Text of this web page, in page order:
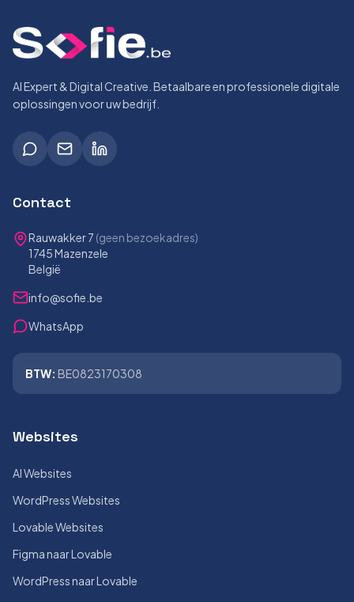
AI Expert & Digital Creative. Betaalbare en professionele digitale
oplossingen voor uw bedrijf.
Contact
Rauwakker 7 (geen bezoekadres)
1745 Mazenzele
België
info@sofie.be
WhatsApp
BTW: BE0823170308
Websites
AI Websites
WordPress Websites
Lovable Websites
Figma naar Lovable
WordPress naar Lovable